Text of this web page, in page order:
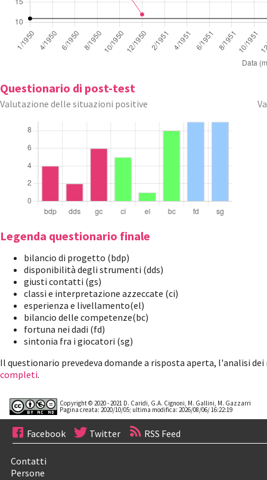
Questionario di post-test
Valutazione delle situazioni positive
Legenda questionario finale
bilancio di progetto (bdp)
disponibilità degli strumenti (dds)
giusti contatti (gs)
classi e interpretazione azzeccate (ci)
esperienza e livellamento(el)
bilancio delle competenze(bc)
fortuna nei dadi (fd)
sintonia fra i giocatori (sg)
Il questionario prevedeva domande a risposta aperta, l'analisi
completi.
Copyright © 2020 - 2021 D. Caridi, G.A. Cignoni, M. Gallini, M. Gazzarri
Pagina creata: 2020/10/05; ultima modifica: 2026/08/06/ 16:22:19
Facebook Twitter RSS Feed
Contatti
Persone